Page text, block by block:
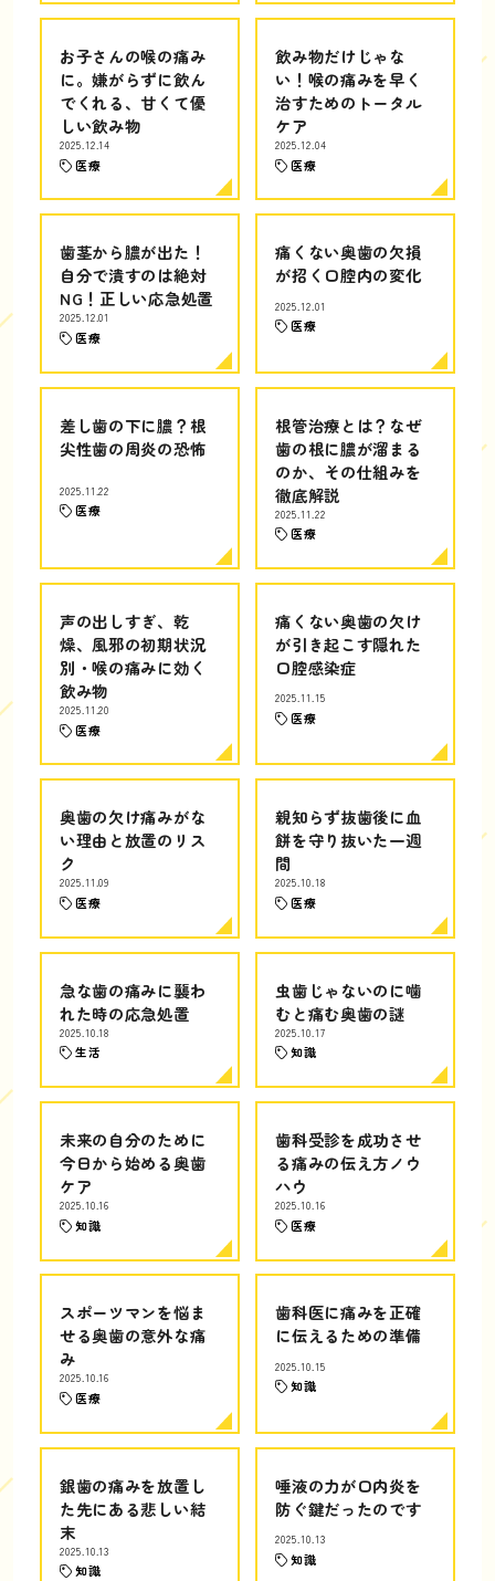
お子さんの喉の痛み
に。嫌がらずに飲ん
でくれる、甘くて優
しい飲み物
2025.12.14
医療
飲み物だけじゃな
い！喉の痛みを早く
治すためのトータル
ケア
2025.12.04
医療
歯茎から膿が出た！
自分で潰すのは絶対
NG！正しい応急処置
2025.12.01
医療
痛くない奥歯の欠損
が招く口腔内の変化
2025.12.01
医療
差し歯の下に膿？根
尖性歯の周炎の恐怖
2025.11.22
医療
根管治療とは？なぜ
歯の根に膿が溜まる
のか、その仕組みを
徹底解説
2025.11.22
医療
声の出しすぎ、乾
燥、風邪の初期状況
別・喉の痛みに効く
飲み物
2025.11.20
医療
痛くない奥歯の欠け
が引き起こす隠れた
口腔感染症
2025.11.15
医療
奥歯の欠け痛みがな
い理由と放置のリス
ク
2025.11.09
医療
親知らず抜歯後に血
餅を守り抜いた一週
間
2025.10.18
医療
急な歯の痛みに襲わ
れた時の応急処置
2025.10.18
生活
虫歯じゃないのに噛
むと痛む奥歯の謎
2025.10.17
知識
未来の自分のために
今日から始める奥歯
ケア
2025.10.16
知識
歯科受診を成功させ
る痛みの伝え方ノウ
ハウ
2025.10.16
医療
スポーツマンを悩ま
せる奥歯の意外な痛
み
2025.10.16
医療
歯科医に痛みを正確
に伝えるための準備
2025.10.15
知識
銀歯の痛みを放置し
た先にある悲しい結
末
2025.10.13
知識
唾液の力が口内炎を
防ぐ鍵だったのです
2025.10.13
知識